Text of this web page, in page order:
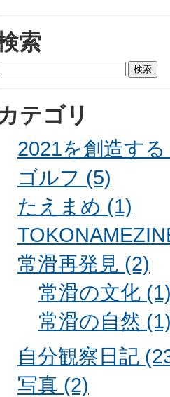
索
カテゴリ
2021を創造す
ゴルフ (5)
たえまめ (1)
常滑再発見 (2)
常滑の文化
常滑の自然
自分観察日記
写真 (2)